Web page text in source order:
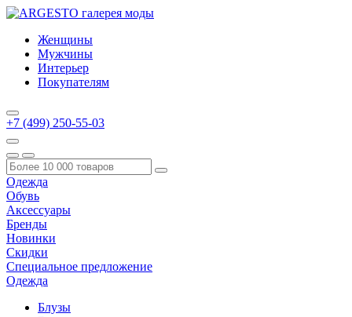
Женщины
Мужчины
Интерьер
Покупателям
+7 (499) 250-55-03
Одежда
Обувь
Аксессуары
Бренды
Новинки
Скидки
Специальное предложение
Одежда
Блузы